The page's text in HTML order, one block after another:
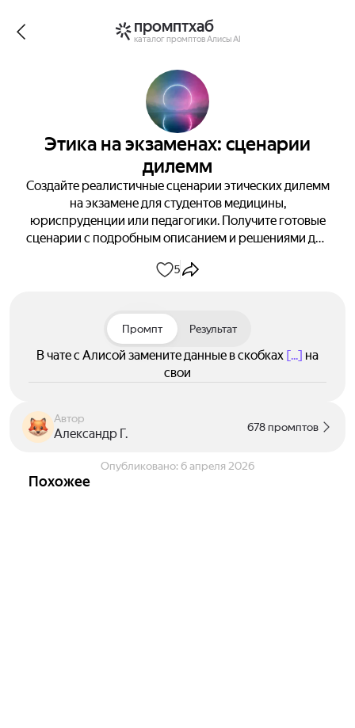
промптхаб
каталог промптов Алисы AI
Этика на экзаменах: сценарии
дилемм
Создайте реалистичные сценарии этических дилемм
на экзамене для студентов медицины,
юриспруденции или педагогики. Получите готовые
сценарии с подробным описанием и решениями для
5
Промпт Результат
В чате с Алисой замените данные в скобках [...] на
свои
Автор
Александр Г. 678 промптов
Опубликовано: 6 апреля 2026
Похожее